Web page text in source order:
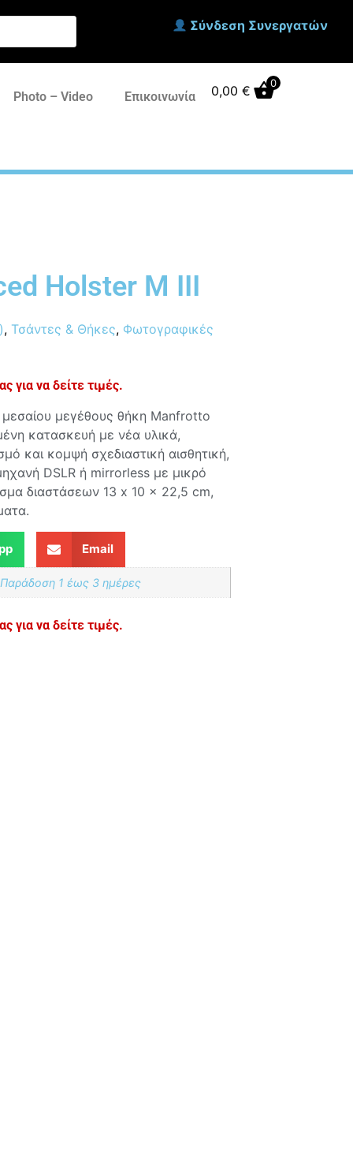
Σύνδεση Συνεργατών
Photo – Video Επικοινωνία 0,00 € 0
Holster M III
, Τσάντες & Θήκες, Φωτογραφικές
για να δείτε τιμές.
μεγέθους θήκη Manfrotto
κατασκευή με νέα υλικά,
και κομψή σχεδιαστική αισθητική,
DSLR ή mirrorless με μικρό
διαστάσεων 13 x 10 x 22,5 cm,
Email
1 έως 3 ημέρες
για να δείτε τιμές.